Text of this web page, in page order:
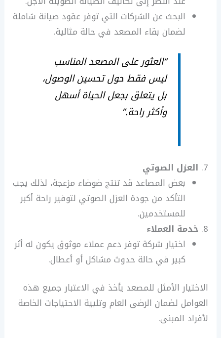
البحث عن الشركات التي توفر عقود صيانة شاملة
لضمان بقاء المصعد في حالة مثالية.
“العثور على المصعد المناسب
ليس فقط حول تحسين الوصول،
بل يتعلق بجعل الحياة أسهل
وأكثر راحة.”
العزل الصوتي
بعض المصاعد قد تنتج ضوضاء مزعجة، لذلك يجب
التأكد من جودة العزل الصوتي لتوفير راحة أكبر
للمستخدمين.
خدمة العملاء
اختيار شركة توفر دعم عملاء موثوق يكون له أثر
كبير في حالة حدوث مشاكل أو أعطال.
الاختيار الأمثل للمصعد يأخذ في الاعتبار جميع هذه
العوامل لضمان الرضى العام وتلبية الاحتياجات الخاصة
لأفراد المبنى.